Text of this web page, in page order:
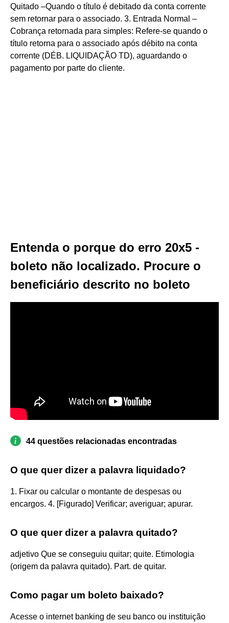
Quitado –Quando o título é debitado da conta corrente
sem retornar para o associado. 3. Entrada Normal –
Cobrança retornada para simples: Refere-se quando o
título retorna para o associado após débito na conta
corrente (DÉB. LIQUIDAÇÃO TD), aguardando o
pagamento por parte do cliente.
Entenda o porque do erro 20x5 -
boleto não localizado. Procure o
beneficiário descrito no boleto
44 questões relacionadas encontradas
O que quer dizer a palavra liquidado?
1. Fixar ou calcular o montante de despesas ou
encargos. 4. [Figurado] Verificar; averiguar; apurar.
O que quer dizer a palavra quitado?
adjetivo Que se conseguiu quitar; quite. Etimologia
(origem da palavra quitado). Part. de quitar.
Como pagar um boleto baixado?
Acesse o internet banking de seu banco ou instituição